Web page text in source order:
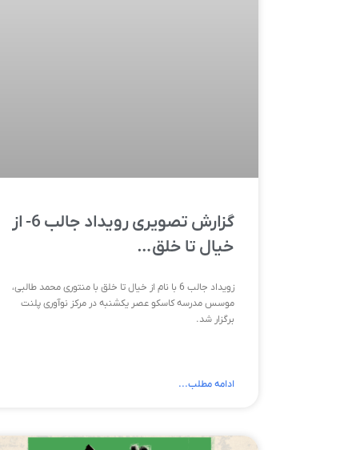
گزارش تصویری رویداد جالب 6- از
خیال تا خلق…
زویداد جالب 6 با نام از خیال تا خلق با منتوری محمد طالبی،
موسس مدرسه کاسکو عصر یکشنبه در مرکز نوآوری پلنت
برگزار شد.
ادامه مطلب...